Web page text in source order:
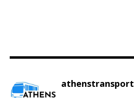
athenstransport